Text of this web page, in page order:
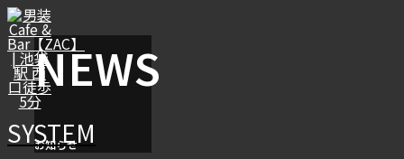
SYSTEM
NEWS
お知らせ